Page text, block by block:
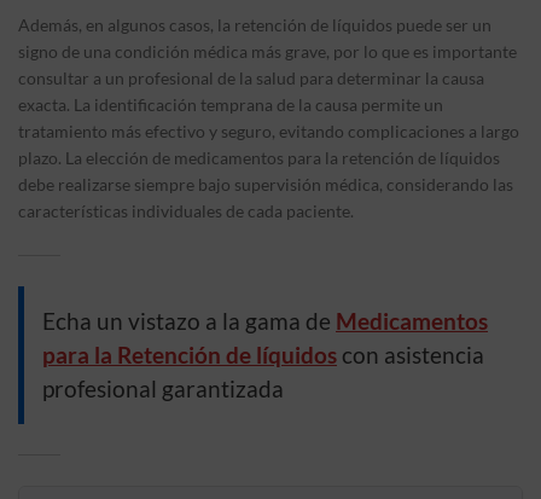
Además, en algunos casos, la retención de líquidos puede ser un
signo de una condición médica más grave, por lo que es importante
consultar a un profesional de la salud para determinar la causa
exacta. La identificación temprana de la causa permite un
tratamiento más efectivo y seguro, evitando complicaciones a largo
plazo. La elección de medicamentos para la retención de líquidos
debe realizarse siempre bajo supervisión médica, considerando las
características individuales de cada paciente.
Echa un vistazo a la gama de Medicamentos
para la Retención de líquidos con asistencia
profesional garantizada